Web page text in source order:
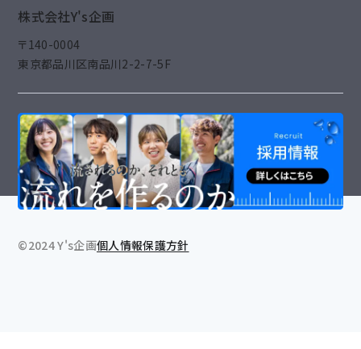
株式会社Y's企画
〒140-0004
東京都品川区南品川2-2-7-5F
©2024 Y's企画個人情報保護方針